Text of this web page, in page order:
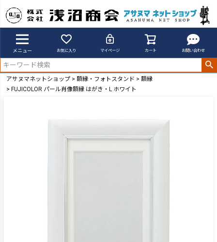
メニュー お気に入り マイページ カート お問い合わせ
アサヌマネットショップ 額縁・フォトスタンド
額縁
FUJICOLOR パール肖像額縁 はがき・L ホワイト